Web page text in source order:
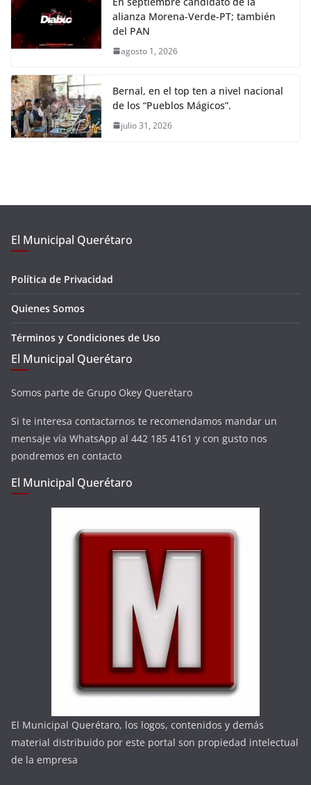
alianza Morena-Verde-PT; también
del PAN
agosto 1, 2026
Bernal, en el top ten a nivel nacional
de los “Pueblos Mágicos”.
julio 31, 2026
El Municipal Querétaro
Política de Privacidad
Quienes Somos
Términos y Condiciones de Uso
El Municipal Querétaro
Somos parte de Grupo Okey Querétaro
Si te interesa contactarnos te recomendamos mandar un
mensaje vía WhatsApp al 442 185 4161 y con gusto nos
pondremos en contacto
El Municipal Querétaro
El Municipal Querétaro, los logos, contenidos y demás
material distribuido por este portal son propiedad intelectual
de la empresa